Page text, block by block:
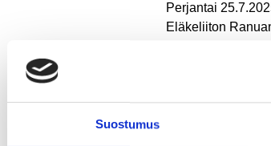
Suostumus
Perjantai
Eläkeliiton